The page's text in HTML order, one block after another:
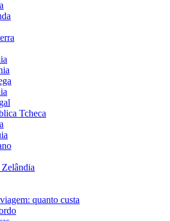
Tcheca
quanto custa